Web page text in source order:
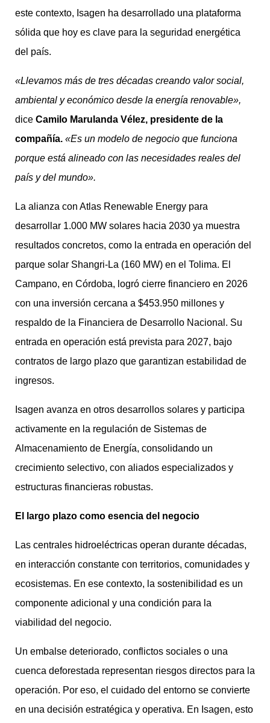
este contexto, Isagen ha desarrollado una plataforma
sólida que hoy es clave para la seguridad energética
del país.
«Llevamos más de tres décadas creando valor social,
ambiental y económico desde la energía renovable»,
dice Camilo Marulanda Vélez, presidente de la
compañía. «Es un modelo de negocio que funciona
porque está alineado con las necesidades reales del
país y del mundo».
La alianza con Atlas Renewable Energy para
desarrollar 1.000 MW solares hacia 2030 ya muestra
resultados concretos, como la entrada en operación del
parque solar Shangri-La (160 MW) en el Tolima. El
Campano, en Córdoba, logró cierre financiero en 2026
con una inversión cercana a $453.950 millones y
respaldo de la Financiera de Desarrollo Nacional. Su
entrada en operación está prevista para 2027, bajo
contratos de largo plazo que garantizan estabilidad de
ingresos.
Isagen avanza en otros desarrollos solares y participa
activamente en la regulación de Sistemas de
Almacenamiento de Energía, consolidando un
crecimiento selectivo, con aliados especializados y
estructuras financieras robustas.
El largo plazo como esencia del negocio
Las centrales hidroeléctricas operan durante décadas,
en interacción constante con territorios, comunidades y
ecosistemas. En ese contexto, la sostenibilidad es un
componente adicional y una condición para la
viabilidad del negocio.
Un embalse deteriorado, conflictos sociales o una
cuenca deforestada representan riesgos directos para la
operación. Por eso, el cuidado del entorno se convierte
en una decisión estratégica y operativa. En Isagen, esto